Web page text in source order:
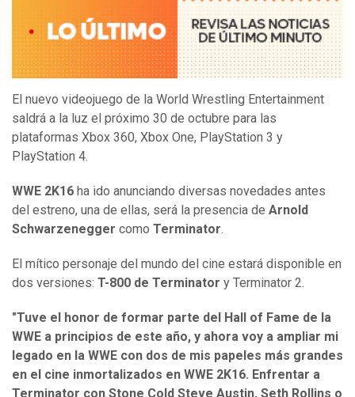
El nuevo videojuego de la World Wrestling Entertainment
saldrá a la luz el próximo 30 de octubre para las
plataformas Xbox 360, Xbox One, PlayStation 3 y
PlayStation 4.
WWE 2K16 ha ido anunciando diversas novedades antes
del estreno, una de ellas, será la presencia de Arnold
Schwarzenegger como Terminator.
El mítico personaje del mundo del cine estará disponible en
dos versiones: T-800 de Terminator y Terminator 2.
"Tuve el honor de formar parte del Hall of Fame de la
WWE a principios de este año, y ahora voy a ampliar mi
legado en la WWE con dos de mis papeles más grandes
en el cine inmortalizados en WWE 2K16. Enfrentar a
Terminator con Stone Cold Steve Austin, Seth Rollins o